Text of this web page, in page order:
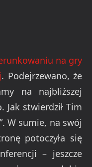
na gry
. Podejrzewano, że
na najbliższej
Jak stwierdził Tim
W sumie, na swój
potoczyła się
– jeszcze